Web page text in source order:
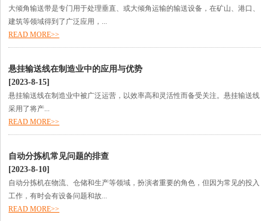
大倾角输送带是专门用于处理垂直、或大倾角运输的输送设备，在矿山、港口、
建筑等领域得到了广泛应用，...
READ MORE>>
悬挂输送线在制造业中的应用与优势
[2023-8-15]
悬挂输送线在制造业中被广泛运营，以效率高和灵活性而备受关注。悬挂输送线
采用了将产...
READ MORE>>
自动分拣机常见问题的排查
[2023-8-10]
自动分拣机在物流、仓储和生产等领域，扮演者重要的角色，但因为常见的投入
工作，有时会有设备问题和故...
READ MORE>>